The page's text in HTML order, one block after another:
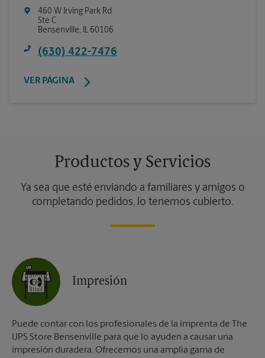
460 W Irving Park Rd
Ste C
Bensenville, IL60106
(630) 422-7476
VER PÁGINA
Productos y Servicios
Ya sea que esté enviando a familiares y amigos o
completando pedidos, lo tenemos cubierto.
Impresión
Puede contar con los profesionales de la imprenta de The
UPS Store Bensenville para que lo ayuden a causar una
impresión duradera. Ofrecemos una amplia gama de